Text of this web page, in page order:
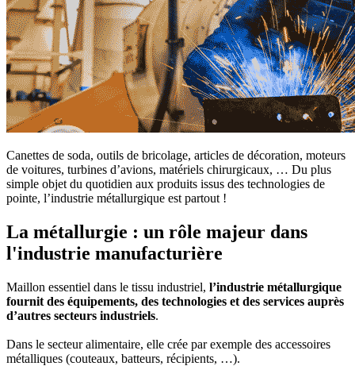
Canettes de soda, outils de bricolage, articles de décoration, moteurs
de voitures, turbines d’avions, matériels chirurgicaux, … Du plus
simple objet du quotidien aux produits issus des technologies de
pointe, l’industrie métallurgique est partout !
La métallurgie : un rôle majeur dans
l'industrie manufacturière
Maillon essentiel dans le tissu industriel, l’industrie métallurgique
fournit des équipements, des technologies et des services auprès
d’autres secteurs industriels.
Dans le secteur alimentaire, elle crée par exemple des accessoires
métalliques (couteaux, batteurs, récipients, …).